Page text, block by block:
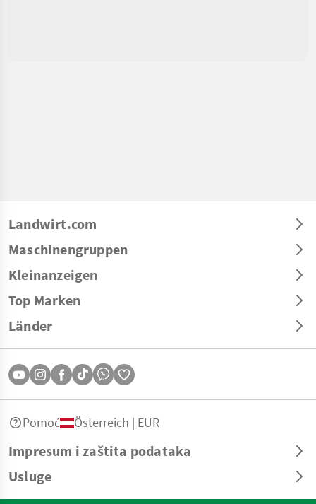
Landwirt.com
Maschinengruppen
Kleinanzeigen
Top Marken
Länder
Impresum i zaštita podataka
Usluge
Pomoć Österreich | EUR